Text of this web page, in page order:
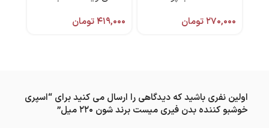
برند شون
۲۷۰,۰۰۰تومان
ویتالیر
۴۱۹,۰۰۰تومان
اولین نفری باشید که دیدگاهی را ارسال می کنید برای “اسپری
خوشبو کننده بدن فیری میست برند شون ۲۲۰ میل”